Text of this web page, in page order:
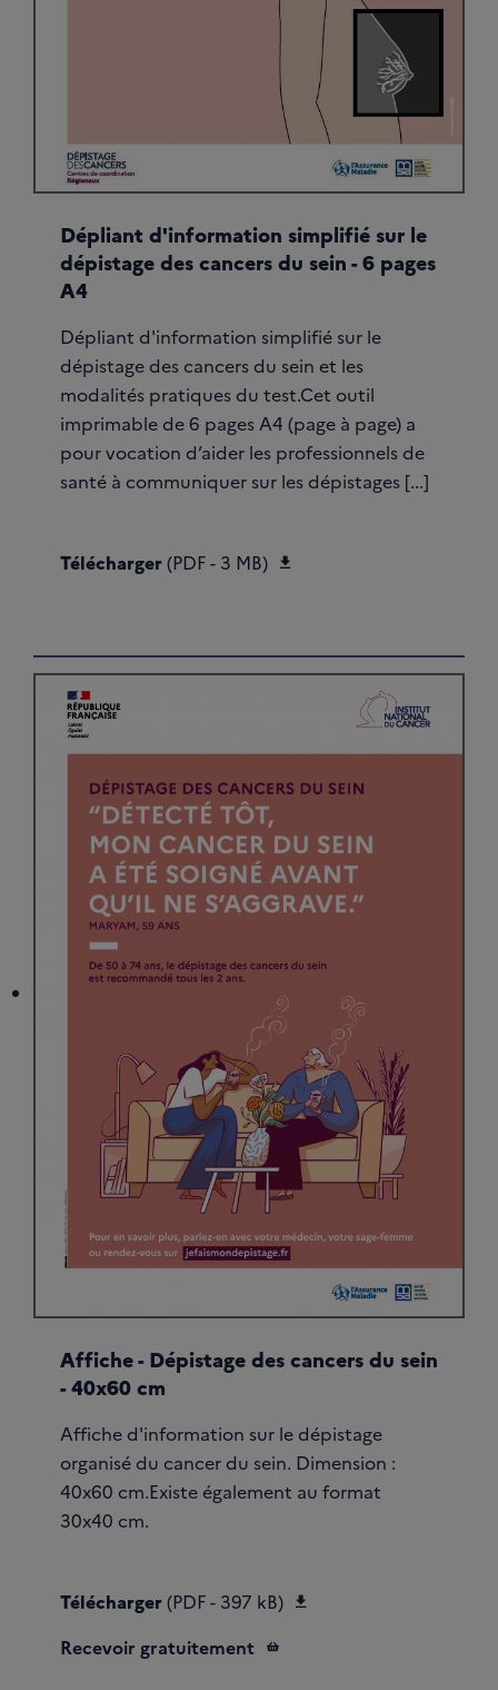
Dépliant d'information simplifié sur le
dépistage des cancers du sein - 6 pages
A4
Dépliant d'information simplifié sur le
dépistage des cancers du sein et les
modalités pratiques du test.Cet outil
imprimable de 6 pages A4 (page à page) a
pour vocation d’aider les professionnels de
santé à communiquer sur les dépistages [...]
Télécharger(PDF - 3 MB)
Affiche - Dépistage des cancers du sein
- 40x60 cm
Affiche d'information sur le dépistage
organisé du cancer du sein. Dimension :
40x60 cm.Existe également au format
30x40 cm.
Télécharger(PDF - 397 kB)
Recevoir gratuitement